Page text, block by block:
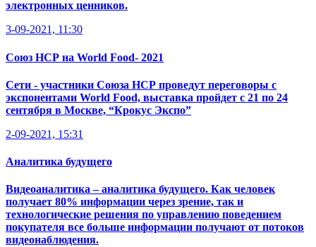
электронных ценников.
3-09-2021, 11:30
Союз НСР на World Food- 2021
Сети - участники Союза НСР проведут переговоры с
экспонентами World Food, выставка пройдет с 21 по 24
сентября в Москве, “Крокус Экспо”
2-09-2021, 15:31
Аналитика будущего
Видеоаналитика – аналитика будущего. Как человек
получает 80% информации через зрение, так и
технологические решения по управлению поведением
покупателя все больше информации получают от потоков
видеонаблюдения.